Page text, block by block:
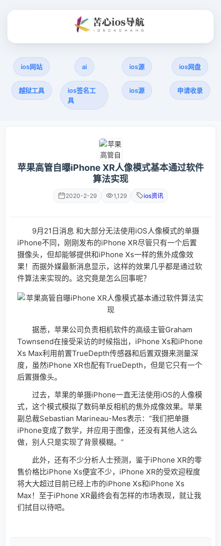
ios网站 ai ios源 ios网盘
越狱工具
ios签名工
具
ios源 申请收录
苹果高管自曝iPhone XR人像模式基本通过软件
算法实现
2020-2-29 1,129 ios资讯
9月21日消息 和大部分无法使用iOS人像模式的单摄
iPhone不同，刚刚发布的iPhone XR尽管只有一个后置
摄像头，但却能够提供和iPhone Xs一样的焦外成像效
果！而据外媒最新消息显示，这样的效果几乎都是通过软
件算法来实现的。这究竟是怎么回事呢？
据悉，苹果公司负责相机软件的高级主管Graham
Townsend在接受采访的时候指出，iPhone Xs和iPhone
Xs Max利用前置TrueDepth传感器和后置双摄来测量深
度，虽然iPhone XR也配有TrueDepth，但是它只有一个
后置摄像头。
过去，苹果的单摄iPhone一直无法使用iOS的人像模
式，这个模式模拟了数码单反相机的焦外成像效果。苹果
副总裁Sebastian Marineau-Mes表示：“我们把单摄
iPhone变成了数学，并应用于图像，还没有其他人这么
做，别人只是实现了背景模糊。”
此外，还有不少分析人士预测，鉴于iPhone XR的零
售价格比iPhone Xs便宜不少，iPhone XR的受欢迎程度
将大大超过目前已经上市的iPhone Xs和iPhone Xs
Max！至于iPhone XR最终会有怎样的市场表现，就让我
们拭目以待吧。